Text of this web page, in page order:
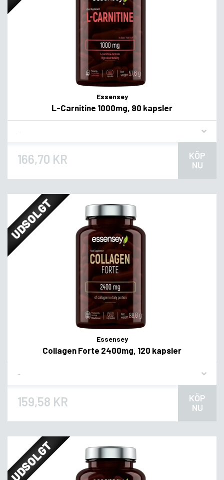
Essensey
L-Carnitine 1000mg, 90 kapsler
166,70 KR
KÖP
NU
UDSOLGT
Essensey
Collagen Forte 2400mg, 120 kapsler
159,58 KR
KÖP
NU
UDSOLGT